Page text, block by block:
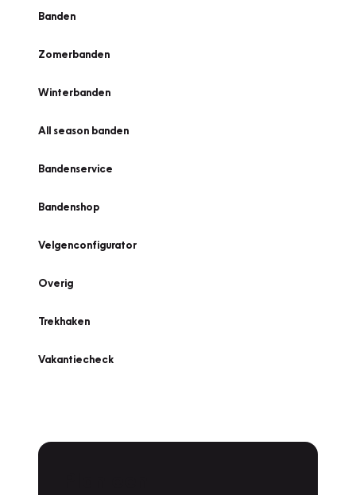
Banden
Zomerbanden
Winterbanden
All season banden
Bandenservice
Bandenshop
Velgenconfigurator
Overig
Trekhaken
Vakantiecheck